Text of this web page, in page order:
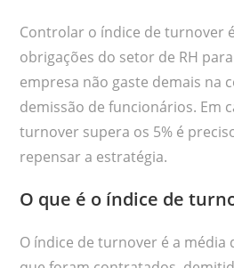
Controlar o índice de turnover
obrigações do setor de RH
empresa não gaste demais na
demissão de funcionários. Em
turnover supera os 5% é
repensar a estratégia.
O que é o índice de
O índice de turnover é a média